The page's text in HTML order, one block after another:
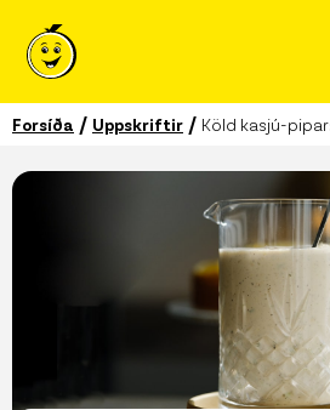
Forsíða / Uppskriftir / Köld kasjú-